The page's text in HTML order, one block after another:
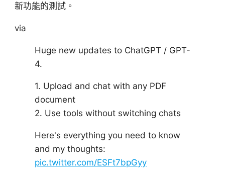
新功能的測試。
via
Huge new updates to ChatGPT / GPT-
4.
1. Upload and chat with any PDF
document
2. Use tools without switching chats
Here's everything you need to know
and my thoughts:
pic.twitter.com/ESFt7bpGyy